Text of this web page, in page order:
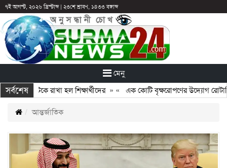
৭ই আগস্ট, ২০২৬ খ্রিস্টাব্দ| ২৩শে শ্রাবণ, ১৪৩৩ বঙ্গাব্দ
মেনু
সর্বশেষ
আটকে রাখা হল শিক্ষার্থীদের» «এক কোটি বৃক্ষরোপণের উদ্যোগ রোটারি
আন্তর্জাতিক